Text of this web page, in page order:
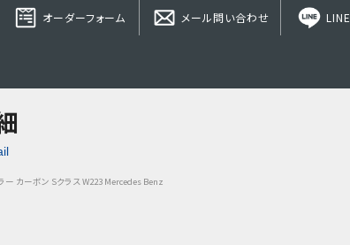
オーダーフォーム メール問い合わせ
ー カーボン Sクラス W223 Mercedes Benz